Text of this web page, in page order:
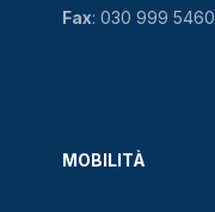
MOBILITÀ
Fax: 030 999 5460